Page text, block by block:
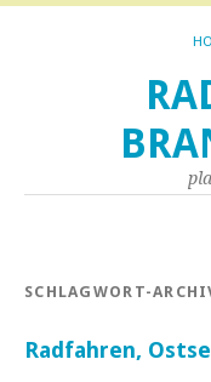
SCHLAGWORT-
Radfahren,